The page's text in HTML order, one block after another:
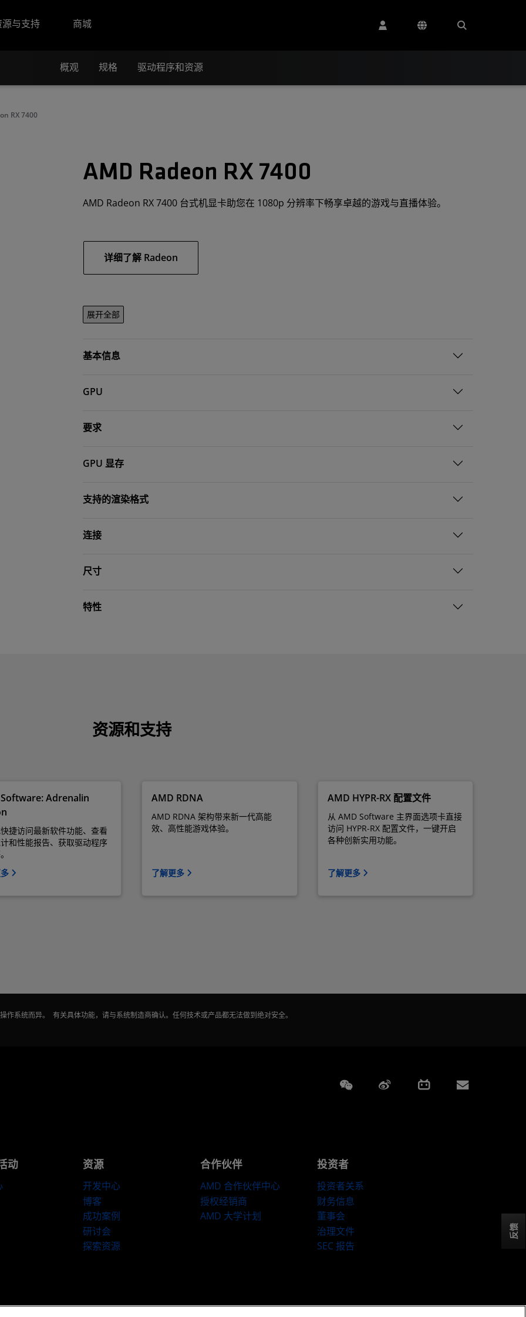
源与支持 商城
概观 规格 驱动程序和资源
RX 7400
AMD Radeon RX 7400
AMD Radeon RX 7400 台式机显卡助您在 1080p 分辨率下畅享卓越的游戏与直播体验。
详细了解 Radeon
展开全部
基本信息
GPU
要求
GPU 显存
支持的渲染格式
连接
尺寸
特性
资源和支持
Adrenalin
捷访问最新软件功能、查看
和性能报告、获取驱动程序
AMD RDNA
AMD RDNA 架构带来新一代高能
效、高性能游戏体验。
了解更多
AMD HYPR-RX 配置文件
从 AMD Software 主界面选项卡直接
访问 HYPR-RX 配置文件，一键开启
各种创新实用功能。
了解更多
系统而异。 有关具体功能，请与系统制造商确认。任何技术或产品都无法做到绝对安全。
Weixin Weibo Bilibili
动 资源
开发中心
博客
成功案例
研讨会
探索资源
合作伙伴
AMD 合作伙伴中心
授权经销商
AMD 大学计划
投资者
投资者关系
财务信息
董事会
治理文件
SEC 报告
反馈